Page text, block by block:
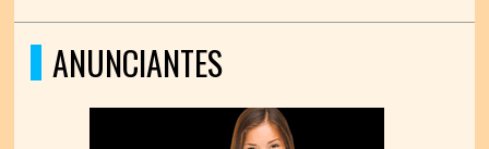
ANUNCIANTES